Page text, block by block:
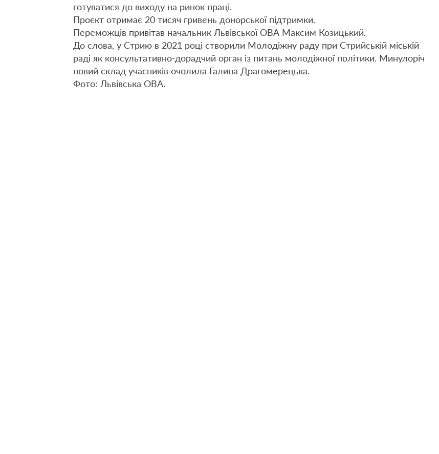
готуватися до виходу на ринок праці.
Проєкт отримає 20 тисяч гривень донорської підтримки.
Переможців привітав начальник Львівської ОВА Максим Козицький.
До слова, у Стрию в 2021 році створили Молодіжну раду при Стрийській міській
раді як консультативно-дорадчий орган із питань молодіжної політики. Минулоріч
новий склад учасників очолила Галина Драгомерецька.
Фото: Львівська ОВА.